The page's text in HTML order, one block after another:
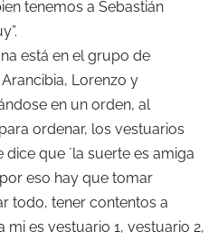
tenemos a Sebastián
está en el grupo de
Lorenzo y
en un orden, al
ordenar, los vestuarios
que ´la suerte es amiga
eso hay que tomar
todo, tener contentos a
mi es vestuario 1, vestuario 2,